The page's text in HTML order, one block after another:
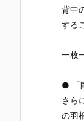
背中
する
一枚
● 「
さら
の羽